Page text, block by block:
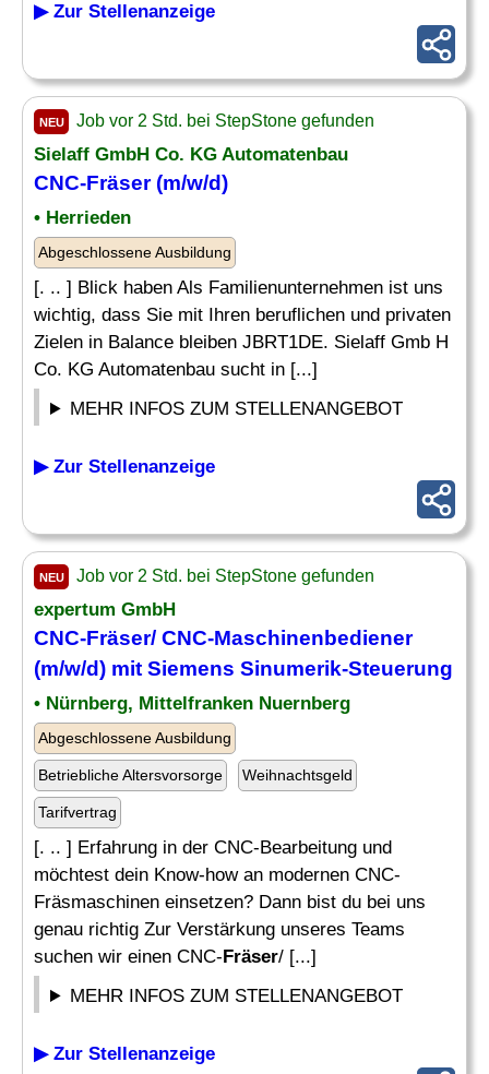
▶ Zur Stellenanzeige
NEU Job vor 2 Std. bei StepStone gefunden
Sielaff GmbH Co. KG Automatenbau
CNC-Fräser(m/w/d)
• Herrieden
Abgeschlossene Ausbildung
[. .. ] Blick haben Als Familienunternehmen ist uns
wichtig, dass Sie mit Ihren beruflichen und privaten
Zielen in Balance bleiben JBRT1DE. Sielaff Gmb H
Co. KG Automatenbau sucht in [...]
MEHR INFOS ZUM STELLENANGEBOT
▶ Zur Stellenanzeige
NEU Job vor 2 Std. bei StepStone gefunden
expertum GmbH
CNC-Fräser/ CNC-Maschinenbediener
(m/w/d) mit Siemens Sinumerik-Steuerung
• Nürnberg, Mittelfranken Nuernberg
Abgeschlossene Ausbildung
Betriebliche Altersvorsorge Weihnachtsgeld
Tarifvertrag
[. .. ] Erfahrung in der CNC-Bearbeitung und
möchtest dein Know-how an modernen CNC-
Fräsmaschinen einsetzen? Dann bist du bei uns
genau richtig Zur Verstärkung unseres Teams
suchen wir einen CNC-Fräser/ [...]
MEHR INFOS ZUM STELLENANGEBOT
▶ Zur Stellenanzeige